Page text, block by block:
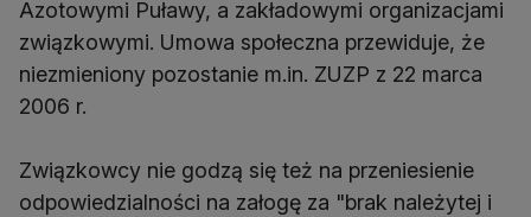
Azotowymi Puławy, a zakładowymi organizacjami
związkowymi. Umowa społeczna przewiduje, że
niezmieniony pozostanie m.in. ZUZP z 22 marca
2006 r.
Związkowcy nie godzą się też na przeniesienie
odpowiedzialności na załogę za "brak należytej i